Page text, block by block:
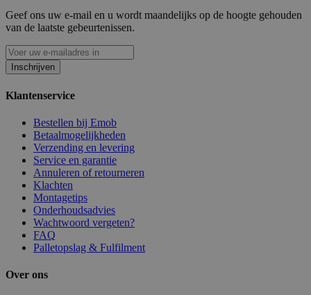
Geef ons uw e-mail en u wordt maandelijks op de hoogte gehouden
van de laatste gebeurtenissen.
Inschrijven
Klantenservice
Bestellen bij Emob
Betaalmogelijkheden
Verzending en levering
Service en garantie
Annuleren of retourneren
Klachten
Montagetips
Onderhoudsadvies
Wachtwoord vergeten?
FAQ
Palletopslag & Fulfilment
Over ons